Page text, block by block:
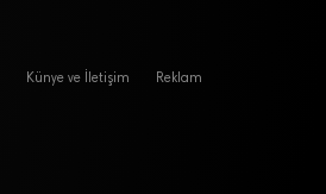
Künye ve İletişim Reklam